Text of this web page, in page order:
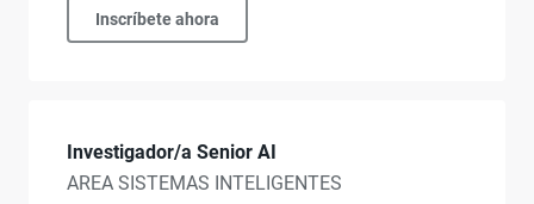
Inscríbete ahora
Investigador/a Senior AI
AREA SISTEMAS INTELIGENTES